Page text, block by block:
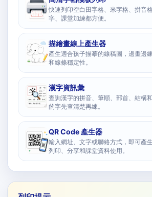
快速列印空白田字格、米字格、拼音
字、課堂加練都方便。
描繪畫線上產生器
產生適合孩子描摹的線稿圖，邊畫邊
和線條穩定性。
漢字資訊彙
查詢漢字的拼音、筆順、部首、結構
的字先查清楚再練。
QR Code 產生器
輸入網址、文字或聯絡方式，即可產
列印、分享和課堂資料使用。